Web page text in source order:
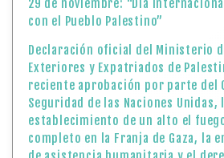
29 de noviembre: “Día
con el Pueblo Palestino”
Declaración oficial del Ministerio
Exteriores y Expatriados de
reciente aprobación por parte del
Seguridad de las Naciones Unidas,
establecimiento de un alto el
completo en la Franja de Gaza, la